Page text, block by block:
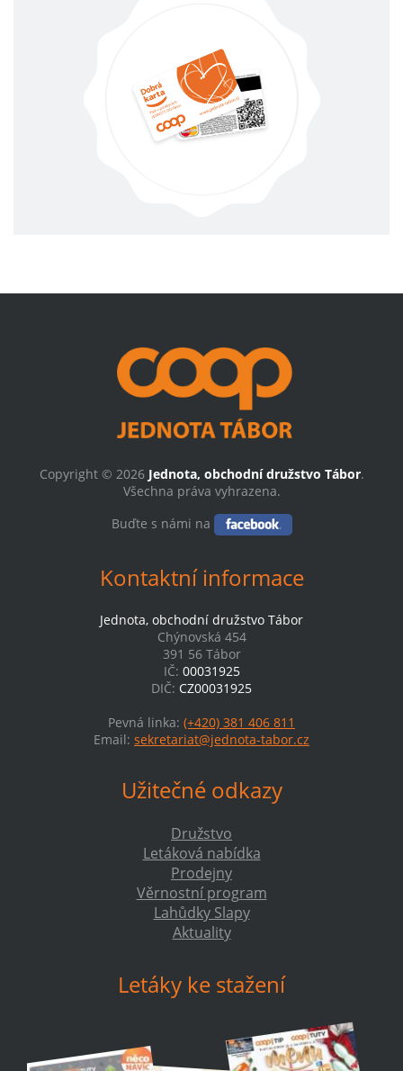
Copyright © 2026 Jednota, obchodní družstvo Tábor.
Všechna práva vyhrazena.
Buďte s námi na
Kontaktní informace
Jednota, obchodní družstvo Tábor
Chýnovská 454
391 56 Tábor
IČ: 00031925
DIČ: CZ00031925
Pevná linka: (+420) 381 406 811
Email: sekretariat@jednota-tabor.cz
Užitečné odkazy
Družstvo
Letáková nabídka
Prodejny
Věrnostní program
Lahůdky Slapy
Aktuality
Letáky ke stažení